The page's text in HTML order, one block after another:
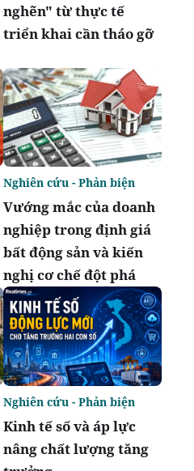
nghẽn" từ thực tế
triển khai cần tháo gỡ
Vướng mắc của doanh
nghiệp trong định giá
bất động sản và kiến
nghị cơ chế đột phá
Nghiên cứu - Phản biện
Kinh tế số và áp lực
nâng chất lượng tăng
Nghiên cứu - Phản biện